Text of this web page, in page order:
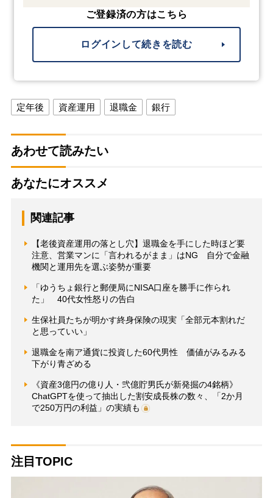
ご登録済の方はこちら
ログインして続きを読む
定年後 資産運用 退職金 銀行
あわせて読みたい
あなたにオススメ
関連記事
【老後資産運用の落とし穴】退職金を手にした時ほど要
注意、営業マンに「言われるがまま」はNG 自分で金融
機関と運用先を選ぶ姿勢が重要
「ゆうちょ銀行と郵便局にNISA口座を勝手に作られ
た」 40代女性怒りの告白
生保社員たちが明かす終身保険の現実「全部元本割れだ
と思っていい」
退職金を南ア通貨に投資した60代男性 価値がみるみる
下がり青ざめる
《資産3億円の億り人・弐億貯男氏が新発掘の4銘柄》
ChatGPTを使って抽出した割安成長株の数々、「2か月
で250万円の利益」の実績も
注目TOPIC